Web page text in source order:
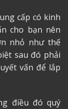
cấp có kinh
cho bạn nên
nhỏ như thế
sau đó phải
vấn để lắp
điều đó quý